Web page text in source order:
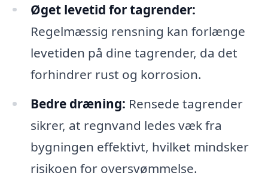
Øget levetid for tagrender:
Regelmæssig rensning kan forlænge
levetiden på dine tagrender, da det
forhindrer rust og korrosion.
Bedre dræning: Rensede tagrender
sikrer, at regnvand ledes væk fra
bygningen effektivt, hvilket mindsker
risikoen for oversvømmelse.